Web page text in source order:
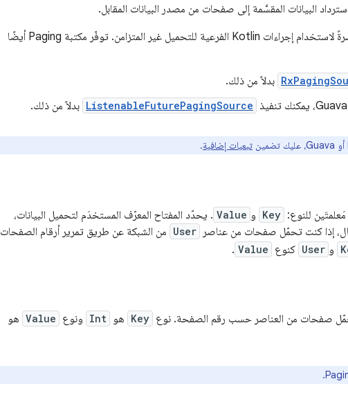
البيانات المقسَّمة إلى صفحات من مصدر البيانات المقابل.
مباشرةً لاستخدام إجراءات Kotlin الفرعية للتحميل غير المتزامن. توفّر مكتبة Paging أيضًا
بدلاً من ذلك.
ListenableFuturePagingSource بدلاً من ذلك.
تبعيات إضافية.
للنوع: Key و Value . يحدّد المفتاح المعرّف المستخدَم لتحميل البيانات،
إذا كنت تحمّل صفحات من عناصر
User من الشبكة عن طريق تمرير أرقام الصفحات
و User كنوع Value
.
صفحات من العناصر حسب رقم الصفحة. نوع Key هو Int ونوع Value هو